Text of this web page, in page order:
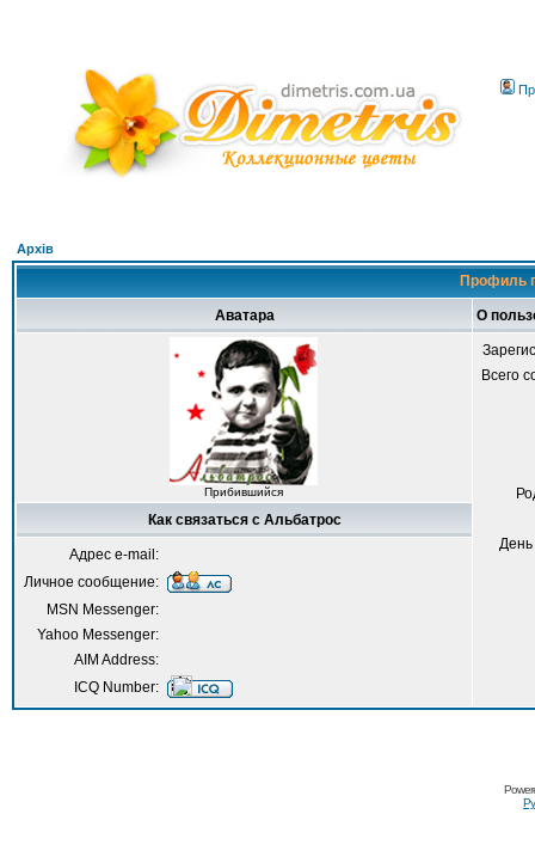
Архів
Профиль
Аватара О
Прибившийся
Всего
Как связаться с Альбатрос
Адрес e-mail:
Личное сообщение:
MSN Messenger:
Yahoo Messenger:
AIM Address:
ICQ Number: